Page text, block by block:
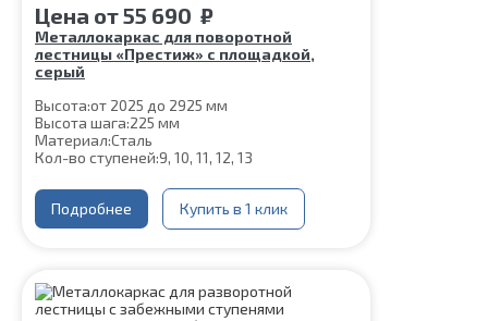
Цена от55 690 ₽
Металлокаркас для поворотной
лестницы «Престиж» с площадкой,
серый
Высота:от 2025 до 2925 мм
Высота шага:225 мм
Материал:Сталь
Кол-во ступеней:9, 10, 11, 12, 13
Подробнее Купить в 1 клик